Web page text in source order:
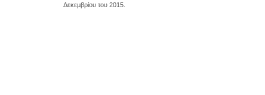
Δεκεμβρίου του 2015.